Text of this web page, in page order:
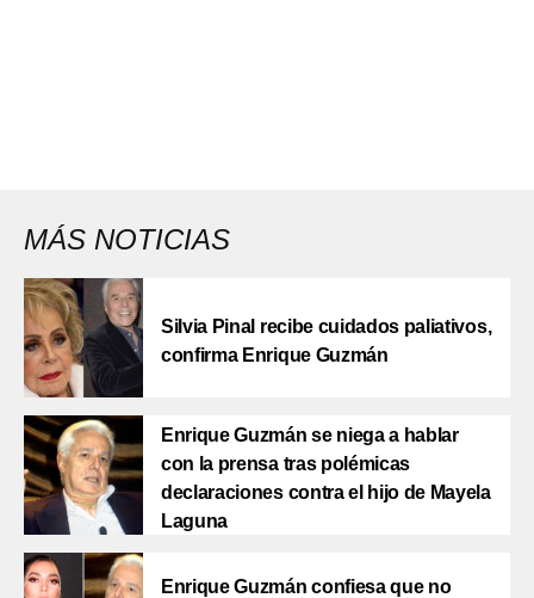
MÁS NOTICIAS
Silvia Pinal recibe cuidados paliativos,
confirma Enrique Guzmán
Enrique Guzmán se niega a hablar
con la prensa tras polémicas
declaraciones contra el hijo de Mayela
Laguna
Enrique Guzmán confiesa que no